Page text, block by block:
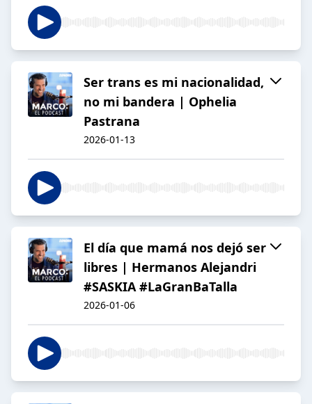
Ser trans es mi nacionalidad,
no mi bandera | Ophelia
Pastrana
2026-01-13
El día que mamá nos dejó ser
libres | Hermanos Alejandri
#SASKIA #LaGranBaTalla
2026-01-06